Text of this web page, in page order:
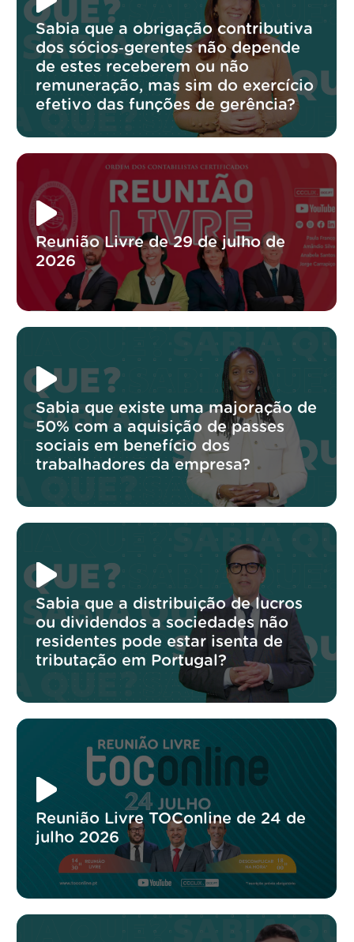
Sabia que a obrigação contributiva
dos sócios‑gerentes não depende
de estes receberem ou não
remuneração, mas sim do exercício
efetivo das funções de gerência?
Reunião Livre de 29 de julho de
2026
Sabia que existe uma majoração de
50% com a aquisição de passes
sociais em benefício dos
trabalhadores da empresa?
Sabia que a distribuição de lucros
ou dividendos a sociedades não
residentes pode estar isenta de
tributação em Portugal?
Reunião Livre TOConline de 24 de
julho 2026